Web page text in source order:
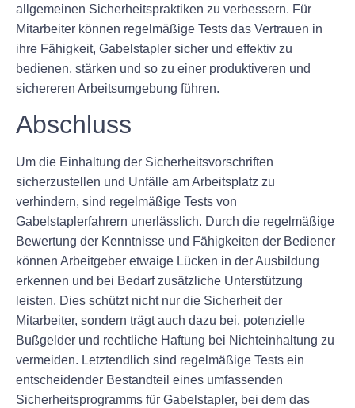
allgemeinen Sicherheitspraktiken zu verbessern. Für
Mitarbeiter können regelmäßige Tests das Vertrauen in
ihre Fähigkeit, Gabelstapler sicher und effektiv zu
bedienen, stärken und so zu einer produktiveren und
sichereren Arbeitsumgebung führen.
Abschluss
Um die Einhaltung der Sicherheitsvorschriften
sicherzustellen und Unfälle am Arbeitsplatz zu
verhindern, sind regelmäßige Tests von
Gabelstaplerfahrern unerlässlich. Durch die regelmäßige
Bewertung der Kenntnisse und Fähigkeiten der Bediener
können Arbeitgeber etwaige Lücken in der Ausbildung
erkennen und bei Bedarf zusätzliche Unterstützung
leisten. Dies schützt nicht nur die Sicherheit der
Mitarbeiter, sondern trägt auch dazu bei, potenzielle
Bußgelder und rechtliche Haftung bei Nichteinhaltung zu
vermeiden. Letztendlich sind regelmäßige Tests ein
entscheidender Bestandteil eines umfassenden
Sicherheitsprogramms für Gabelstapler, bei dem das